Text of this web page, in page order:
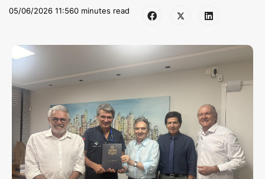
05/06/2026 11:560 minutes read